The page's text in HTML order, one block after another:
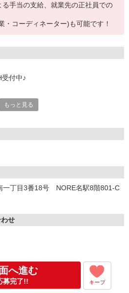
手当の支給、就業先の正社員での
・コーディネーター)も可能です！
受付中♪
メールorお電話でご連絡します。
ど）・出張面接・事務所面接と選べま
談）
もっと見る
一丁目3番18号 NORE名駅8階801-C
せ
へ進む
募完了!! キープ